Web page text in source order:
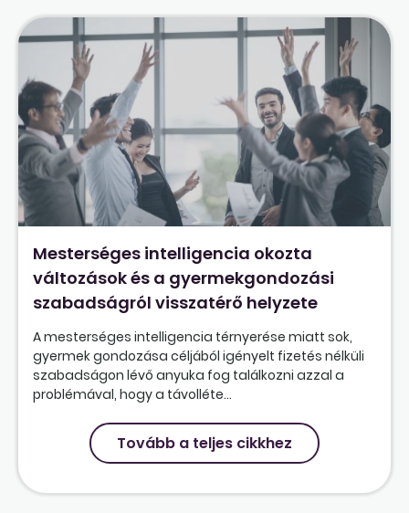
Mesterséges intelligencia okozta
változások és a gyermekgondozási
szabadságról visszatérő helyzete
A mesterséges intelligencia térnyerése miatt sok,
gyermek gondozása céljából igényelt fizetés nélküli
szabadságon lévő anyuka fog találkozni azzal a
problémával, hogy a távolléte...
Tovább a teljes cikkhez